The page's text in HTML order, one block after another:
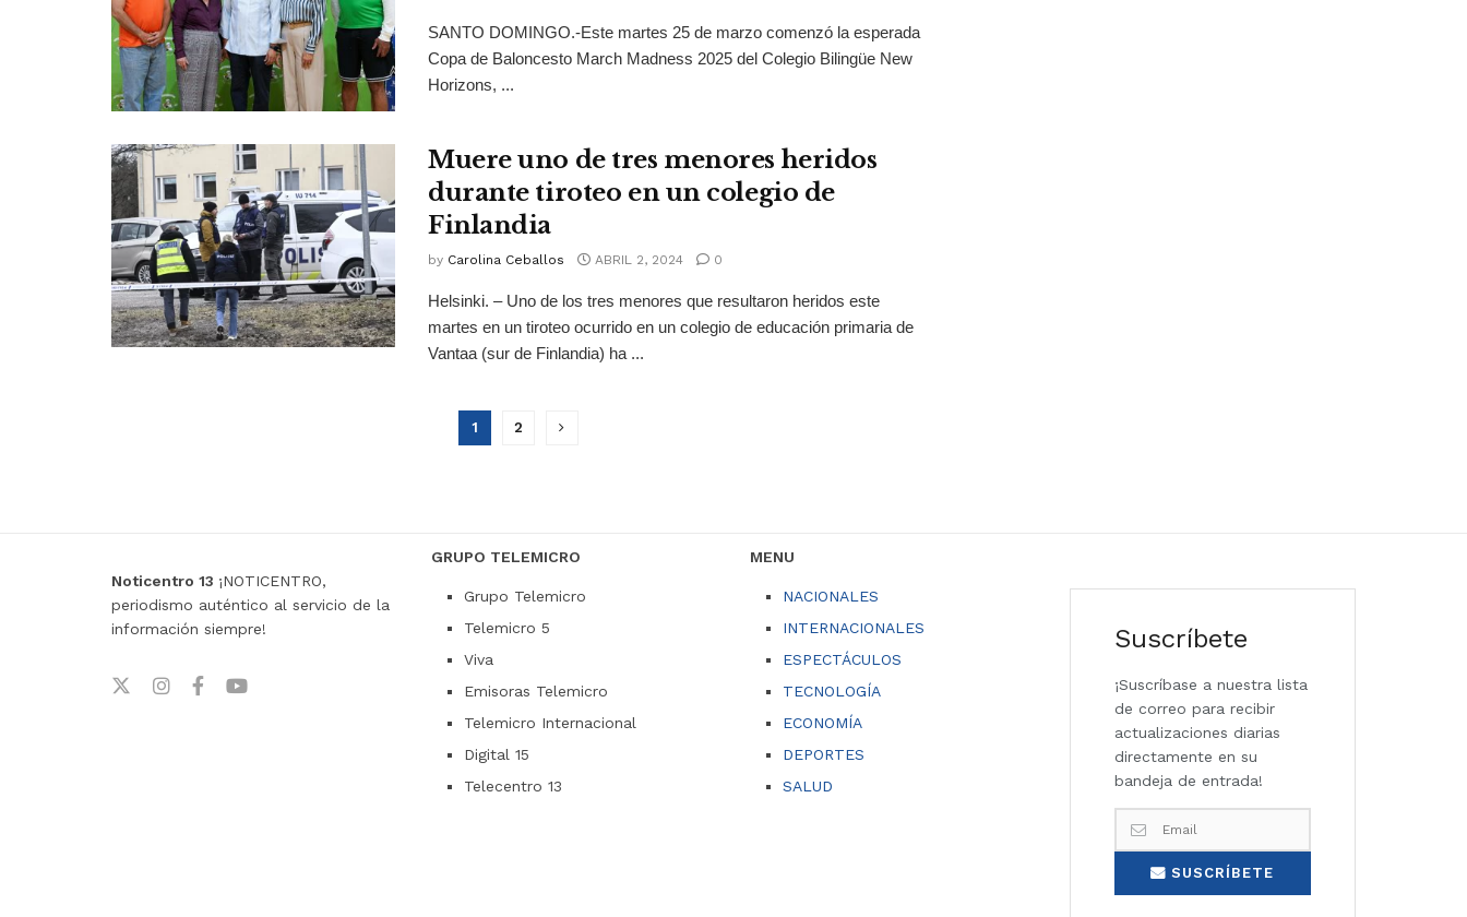
SANTO DOMINGO.-Este martes 25 de marzo comenzó la esperada
Copa de Baloncesto March Madness 2025 del Colegio Bilingüe New
Horizons, ...
Muere uno de tres menores heridos
durante tiroteo en un colegio de
Finlandia
by Carolina Ceballos ABRIL 2, 2024 0
Helsinki. – Uno de los tres menores que resultaron heridos este
martes en un tiroteo ocurrido en un colegio de educación primaria de
Vantaa (sur de Finlandia) ha ...
1 2
Noticentro 13 ¡NOTICENTRO,
periodismo auténtico al servicio de la
información siempre!
GRUPO TELEMICRO
Grupo Telemicro
Telemicro 5
Viva
Emisoras Telemicro
Telemicro Internacional
Digital 15
Telecentro 13
MENU
NACIONALES
INTERNACIONALES
ESPECTÁCULOS
TECNOLOGÍA
ECONOMÍA
DEPORTES
SALUD
Suscríbete
¡Suscríbase a nuestra lista
de correo para recibir
actualizaciones diarias
directamente en su
bandeja de entrada!
SUSCRÍBETE